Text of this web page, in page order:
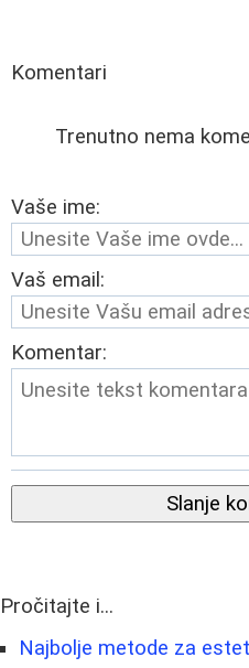
Komentari
Trenutno nema
Vaše ime:
Vaš email:
Komentar:
Slanje
Pročitajte i...
Najbolje metode za